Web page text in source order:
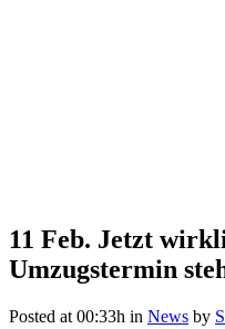
Jetzt wirklich:
11 Feb. Jetzt
Umzugstermin
Posted at 00:33h in News by